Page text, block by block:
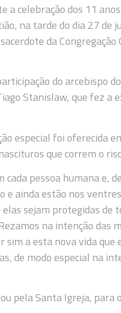
a celebração dos 11
na tarde do dia 27 de
da
do arcebispo
Stanislaw, que fez a
especial foi oferecida
que correm o
cada pessoa humana e,
e ainda estão nos
sejam protegidas de
na intenção das
a esta nova vida
de modo especial na
pela Santa Igreja, para